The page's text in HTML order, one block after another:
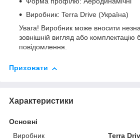
Виробник: Terra Drive (Україна)
Увага! Виробник може вносити
зовнішній вигляд або комплектацію
повідомлення.
Приховати
Характеристики
Основні
Виробник
Terra